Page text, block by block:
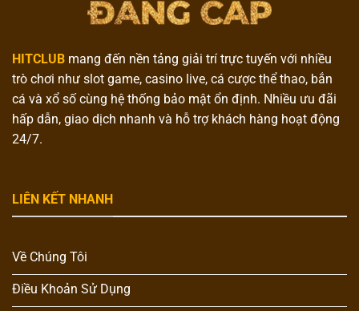
HITCLUB mang đến nền tảng giải trí trực tuyến với nhiều
trò chơi như slot game, casino live, cá cược thể thao, bắn
cá và xổ số cùng hệ thống bảo mật ổn định. Nhiều ưu đãi
hấp dẫn, giao dịch nhanh và hỗ trợ khách hàng hoạt động
24/7.
LIÊN KẾT NHANH
Về Chúng Tôi
Điều Khoản Sử Dụng